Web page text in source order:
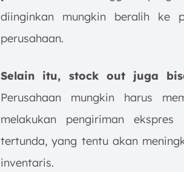
diinginkan mungkin beralih ke
perusahaan.
Selain itu, stock out juga
Perusahaan mungkin harus
melakukan pengiriman
tertunda, yang tentu akan
inventaris.